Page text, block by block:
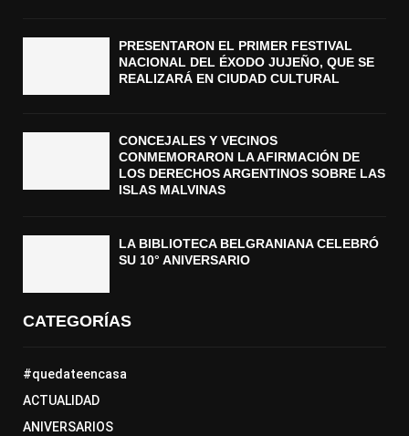
PRESENTARON EL PRIMER FESTIVAL
NACIONAL DEL ÉXODO JUJEÑO, QUE SE
REALIZARÁ EN CIUDAD CULTURAL
CONCEJALES Y VECINOS
CONMEMORARON LA AFIRMACIÓN DE
LOS DERECHOS ARGENTINOS SOBRE LAS
ISLAS MALVINAS
LA BIBLIOTECA BELGRANIANA CELEBRÓ
SU 10° ANIVERSARIO
CATEGORÍAS
#quedateencasa
ACTUALIDAD
ANIVERSARIOS